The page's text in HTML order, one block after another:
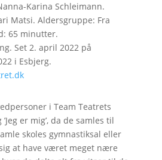
Karina Schleimann.
Matsi. Aldersgruppe: Fra
65 minutter.
Set 2. april 2022 på
i Esbjerg.
i Team Teatrets
er mig’, da de samles til
skoles gymnastiksal eller
at have været meget nære